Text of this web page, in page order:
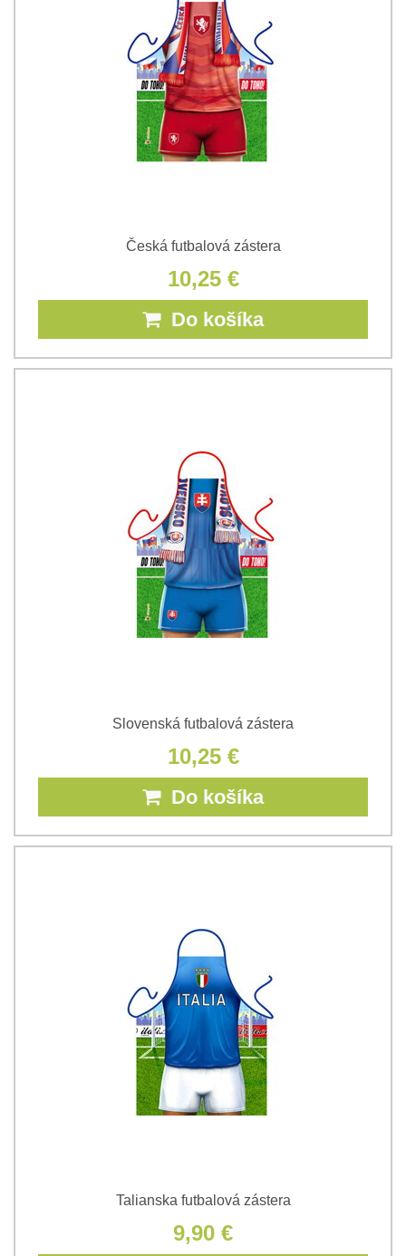
Česká futbalová zástera
10,25 €
Do košíka
Slovenská futbalová zástera
10,25 €
Do košíka
Talianska futbalová zástera
9,90 €